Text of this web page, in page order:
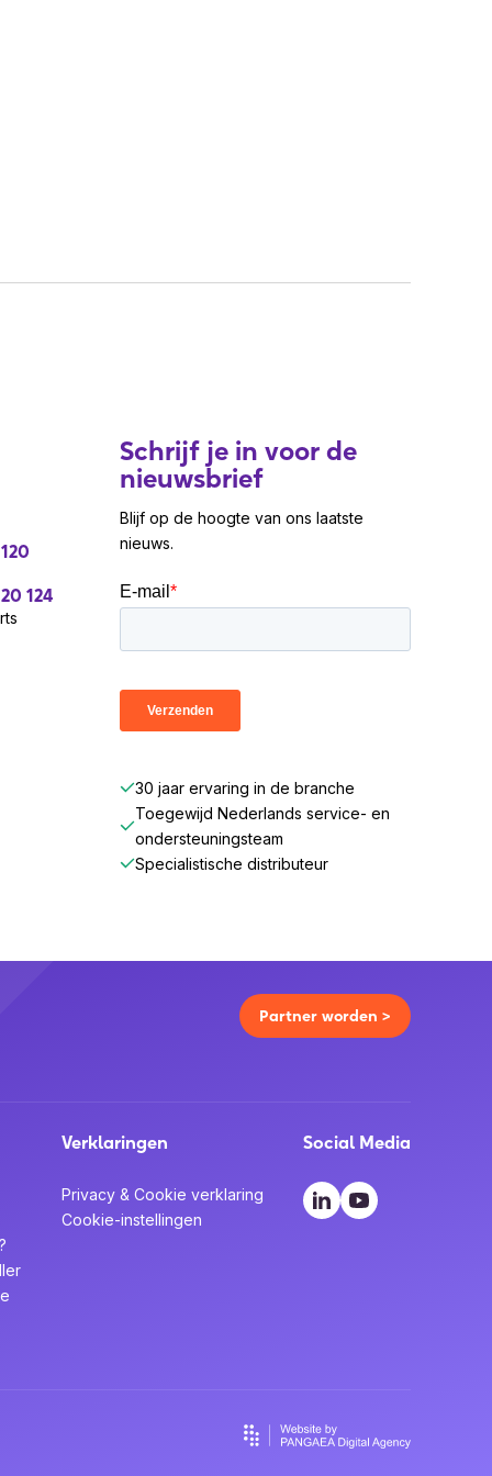
124
Schrijf je in voor de
nieuwsbrief
Blijf op de hoogte van ons laatste
nieuws.
30 jaar ervaring in de branche
Toegewijd Nederlands service- en
ondersteuningsteam
Specialistische distributeur
Partner worden >
Verklaringen
Privacy & Cookie verklaring
Cookie-instellingen
Social Media